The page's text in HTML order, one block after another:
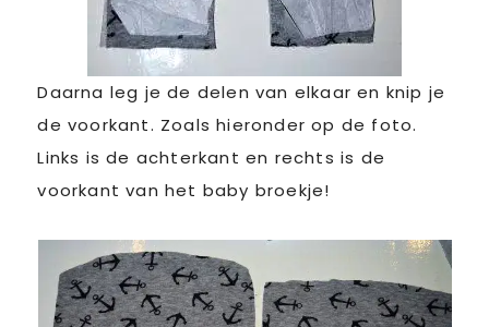
Daarna leg je de delen van elkaar en knip je
de voorkant. Zoals hieronder op de foto.
Links is de achterkant en rechts is de
voorkant van het baby broekje!